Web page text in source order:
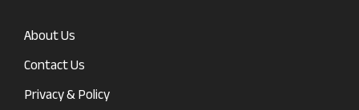
About Us
Contact Us
Privacy & Policy